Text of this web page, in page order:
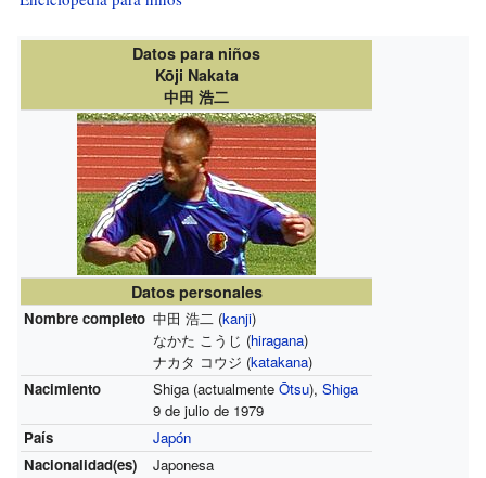
Datos para niños
Kōji Nakata
中田 浩二
Datos personales
Nombre completo 中田 浩二 (kanji)
なかた こうじ (hiragana)
ナカタ コウジ (katakana)
Nacimiento
Shiga (actualmente Ōtsu), Shiga
9 de julio de 1979
País
Japón
Nacionalidad(es)
Japonesa